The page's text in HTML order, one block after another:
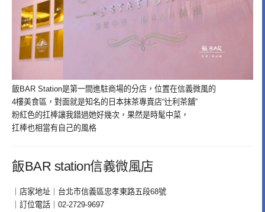
飯BAR Station是第一間進駐商場的分店，位置在信義微風的
4樓美食區，對面就是知名的日本抹茶專賣店“辻利茶舖”
粉紅色的扛棒讓我錯過她好幾次，果然是時髦中菜，
扛棒也相當有自己的風格
飯BAR station信義微風店
｜店家地址｜台北市信義區忠孝東路五段68號
｜訂位電話｜02-2729-9697